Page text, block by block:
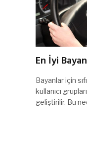
En İyi
Bayanlar için
kullanıcı
geliştirilir. Bu